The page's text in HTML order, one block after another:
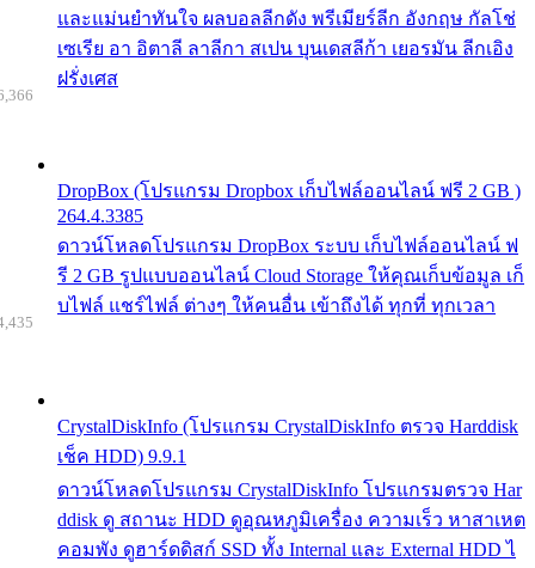
และแม่นยำทันใจ ผลบอลลีกดัง พรีเมียร์ลีก อังกฤษ กัลโช่
เซเรีย อา อิตาลี ลาลีกา สเปน บุนเดสลีก้า เยอรมัน ลีกเอิง
ฝรั่งเศส
DropBox (โปรแกรม Dropbox เก็บไฟล์ออนไลน์ ฟรี 2 GB )
264.4.3385
ดาวน์โหลดโปรแกรม DropBox ระบบ เก็บไฟล์ออนไลน์ ฟ
รี 2 GB รูปแบบออนไลน์ Cloud Storage ให้คุณเก็บข้อมูล เก็
บไฟล์ แชร์ไฟล์ ต่างๆ ให้คนอื่น เข้าถึงได้ ทุกที่ ทุกเวลา
CrystalDiskInfo (โปรแกรม CrystalDiskInfo ตรวจ Harddisk
เช็ค HDD) 9.9.1
ดาวน์โหลดโปรแกรม CrystalDiskInfo โปรแกรมตรวจ Har
ddisk ดู สถานะ HDD ดูอุณหภูมิเครื่อง ความเร็ว หาสาเหต
คอมพัง ดูฮาร์ดดิสก์ SSD ทั้ง Internal และ External HDD ไ